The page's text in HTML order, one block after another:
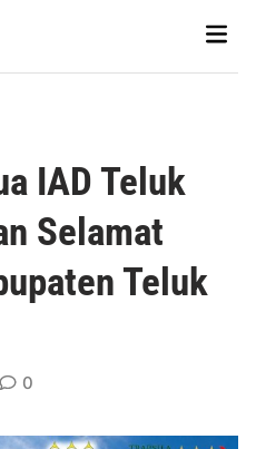
Main
IAD Teluk
Selamat
Teluk
0